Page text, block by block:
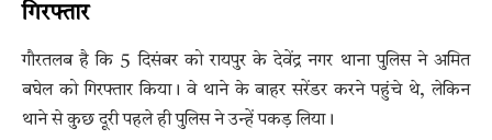
गिरफ्तार
गौरतलब है कि 5 दिसंबर को रायपुर के देवेंद्र नगर थाना पुलिस ने अमित
बघेल को गिरफ्तार किया। वे थाने के बाहर सरेंडर करने पहुंचे थे, लेकिन
थाने से कुछ दूरी पहले ही पुलिस ने उन्हें पकड़ लिया।